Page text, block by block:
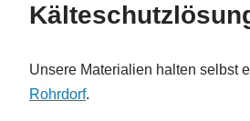
Unsere Materialien halten selbst
Rohrdorf.